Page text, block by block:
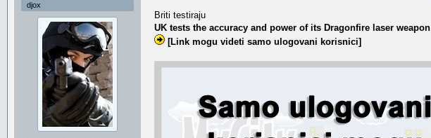
djox
Briti testiraju
UK tests the accuracy and power of its Dragonfire laser weapon
[Link mogu videti samo ulogovani korisnici]